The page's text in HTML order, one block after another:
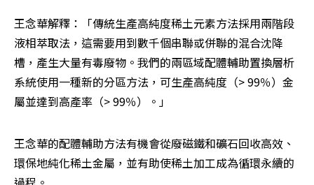
王念華解釋：「傳統生產高純度稀土元素方法採用兩階段
液相萃取法，這需要用到數千個串聯或併聯的混合沈降
槽，產生大量有毒廢物。我們的兩區域配體輔助置換層析
系統使用一種新的分區方法，可生產高純度（> 99％）金
屬並達到高產率（> 99％）。」
王念華的配體輔助方法有機會從廢磁鐵和礦石回收高效、
環保地純化稀土金屬，並有助使稀土加工成為循環永續的